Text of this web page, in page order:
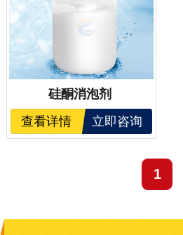
硅酮消泡剂
查看详情
立即咨询
1